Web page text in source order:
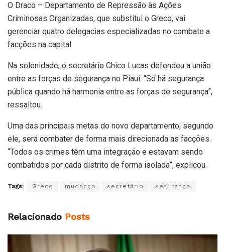
O Draco – Departamento de Repressão às Ações
Criminosas Organizadas, que substitui o Greco, vai
gerenciar quatro delegacias especializadas no combate a
facções na capital.
Na solenidade, o secretário Chico Lucas defendeu a união
entre as forças de segurança no Piauí. “Só há segurança
pública quando há harmonia entre as forças de segurança”,
ressaltou.
Uma das principais metas do novo departamento, segundo
ele, será combater de forma mais direcionada as facções.
“Todos os crimes têm uma integração e estavam sendo
combatidos por cada distrito de forma isolada”, explicou.
Tags: Greco mudança secretário segurança
Relacionado Posts